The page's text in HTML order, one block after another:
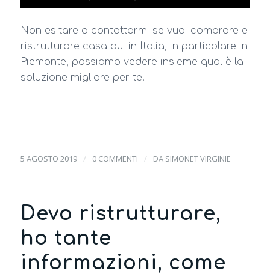
Non esitare a contattarmi se vuoi comprare e
ristrutturare casa qui in Italia, in particolare in
Piemonte, possiamo vedere insieme qual è la
soluzione migliore per te!
5 AGOSTO 2019 / 0 COMMENTI / DA SIMONET VIRGINIE
Devo ristrutturare,
ho tante
informazioni, come